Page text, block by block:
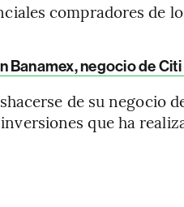
compradores de
Banamex, negocio de
de su negocio
que ha